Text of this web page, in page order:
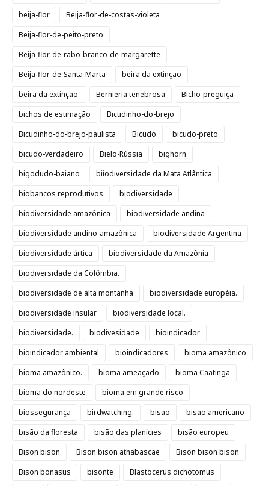
beija-flor
Beija-flor-de-costas-violeta
Beija-flor-de-peito-preto
Beija-flor-de-rabo-branco-de-margarette
Beija-flor-de-Santa-Marta
beira da extinção
beira da extinção.
Bernieria tenebrosa
Bicho-preguiça
bichos de estimação
Bicudinho-do-brejo
Bicudinho-do-brejo-paulista
Bicudo
bicudo-preto
bicudo-verdadeiro
Bielo-Rússia
bighorn
bigodudo-baiano
biiodiversidade da Mata Atlântica
biobancos reprodutivos
biodiversidade
biodiversidade amazônica
biodiversidade andina
biodiversidade andino-amazônica
biodiversidade Argentina
biodiversidade ártica
biodiversidade da Amazônia
biodiversidade da Colômbia.
biodiversidade de alta montanha
biodiversidade européia.
biodiversidade insular
biodiversidade local.
biodiversidade.
biodivesidade
bioindicador
bioindicador ambiental
bioindicadores
bioma amazônico
bioma amazônico.
bioma ameaçado
bioma Caatinga
bioma do nordeste
bioma em grande risco
biossegurança
birdwatching. bisão
bisão americano
bisão da floresta
bisão das planícies
bisão europeu
Bison bison
Bison bison athabascae
Bison bison bison
Bison bonasus
bisonte
Blastocerus dichotomus